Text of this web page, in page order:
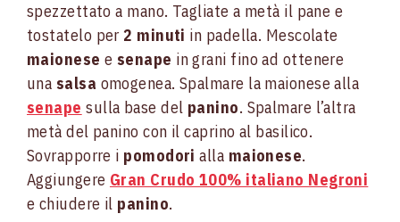
spezzettato a mano. Tagliate a metà il pane e
tostatelo per 2 minuti in padella. Mescolate
maionese e senape in grani fino ad ottenere
una salsa omogenea. Spalmare la maionese alla
senape sulla base del panino. Spalmare l’altra
metà del panino con il caprino al basilico.
Sovrapporre i pomodori alla maionese.
Aggiungere Gran Crudo 100% italiano Negroni
e chiudere il panino.